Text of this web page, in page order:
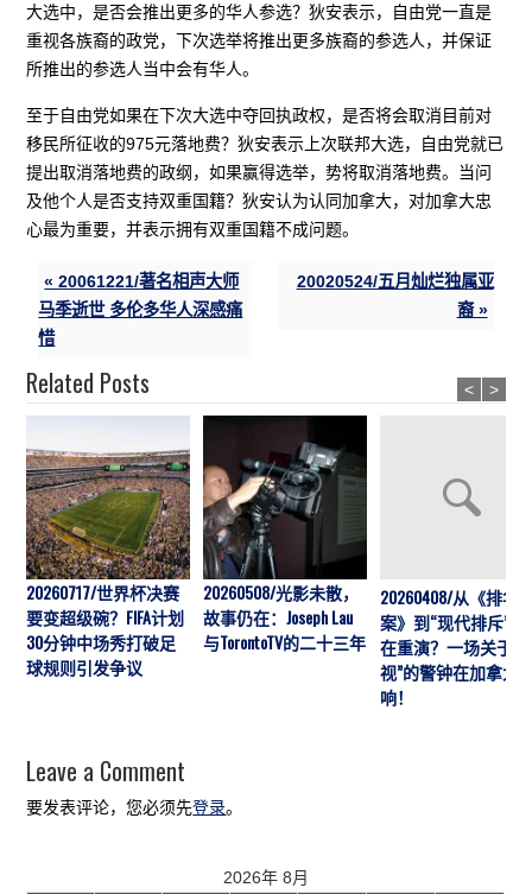
大选中，是否会推出更多的华人参选？狄安表示，自由党一直是
重视各族裔的政党，下次选举将推出更多族裔的参选人，并保证
所推出的参选人当中会有华人。
至于自由党如果在下次大选中夺回执政权，是否将会取消目前对
移民所征收的975元落地费？狄安表示上次联邦大选，自由党就已
提出取消落地费的政纲，如果赢得选举，势将取消落地费。当问
及他个人是否支持双重国籍？狄安认为认同加拿大，对加拿大忠
心最为重要，并表示拥有双重国籍不成问题。
« 20061221/著名相声大师
马季逝世 多伦多华人深感痛
惜
20020524/五月灿烂独属亚
裔 »
Related Posts
20260717/世界杯决赛
要变超级碗？FIFA计划
30分钟中场秀打破足
球规则引发争议
20260508/光影未散，
故事仍在：Joseph Lau
与TorontoTV的二十三年
20260408/从《排华
案》到“现代排斥”历
在重演？一场关于“
视”的警钟在加拿大
响！
< >
Leave a Comment
要发表评论，您必须先登录。
2026年 8月